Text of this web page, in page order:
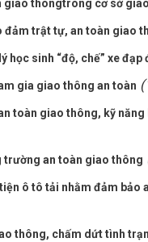
giao thôngtrong cơ sở
đảm trật tự, an toàn giao
học sinh “độ, chế” xe đạp
gia giao thông an toàn
toàn giao thông, kỹ
trường an toàn giao thông
ô tô tải nhằm đảm bảo
thông, chấm dứt tình